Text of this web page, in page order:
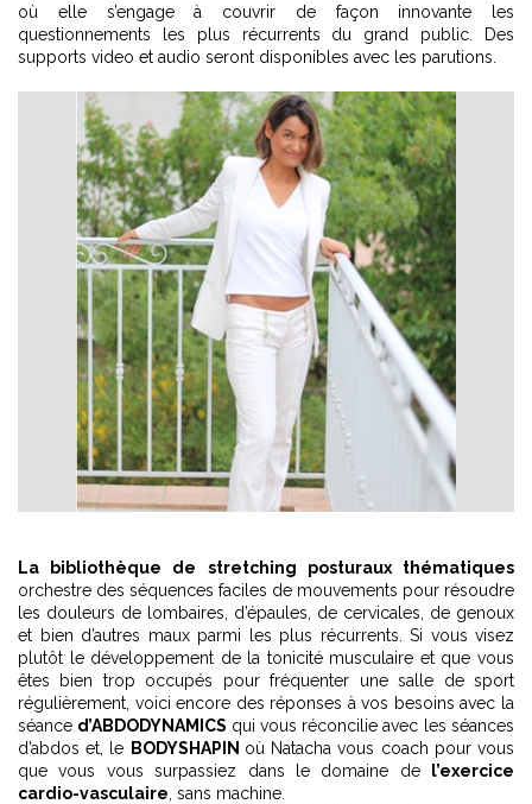
où elle s’engage à couvrir de façon innovante les
questionnements les plus récurrents du grand public. Des
supports video et audio seront disponibles avec les parutions.
La bibliothèque de stretching posturaux thématiques
orchestre des séquences faciles de mouvements pour résoudre
les douleurs de lombaires, d’épaules, de cervicales, de genoux
et bien d’autres maux parmi les plus récurrents. Si vous visez
plutôt le développement de la tonicité musculaire et que vous
êtes bien trop occupés pour fréquenter une salle de sport
régulièrement, voici encore des réponses à vos besoins avec la
séance d’ABDODYNAMICS qui vous réconcilie avec les séances
d’abdos et, le BODYSHAPIN où Natacha vous coach pour vous
que vous vous surpassiez dans le domaine de
l’exercice
cardio-vasculaire , sans machine.